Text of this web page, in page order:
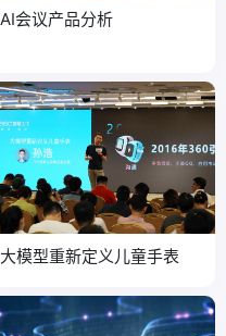
AI会议产品分析
大模型重新定义儿童手表